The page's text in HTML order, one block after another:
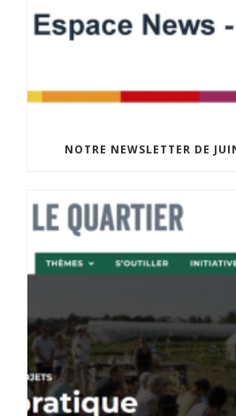
NOTRE NEWSLETTER DE